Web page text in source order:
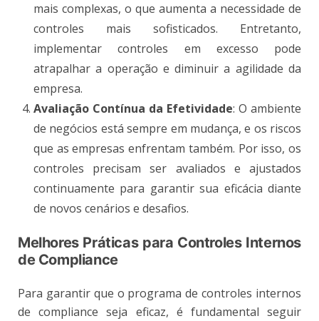
mais complexas, o que aumenta a necessidade de
controles mais sofisticados. Entretanto,
implementar controles em excesso pode
atrapalhar a operação e diminuir a agilidade da
empresa​.
Avaliação Contínua da Efetividade: O ambiente
de negócios está sempre em mudança, e os riscos
que as empresas enfrentam também. Por isso, os
controles precisam ser avaliados e ajustados
continuamente para garantir sua eficácia diante
de novos cenários e desafios​.
Melhores Práticas para Controles Internos
de Compliance
Para garantir que o programa de controles internos
de compliance seja eficaz, é fundamental seguir